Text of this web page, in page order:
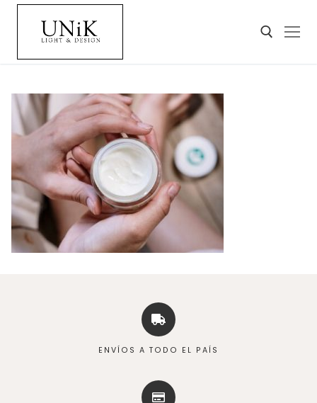
ENVÍOS A TODO EL PAÍS